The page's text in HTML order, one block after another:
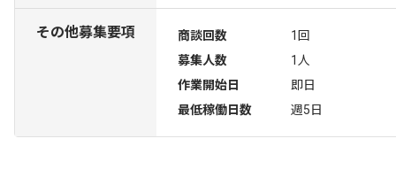
その他募集要項 商談回数
1回
募集人数
1人
作業開始日
即日
最低稼働日数
週5日